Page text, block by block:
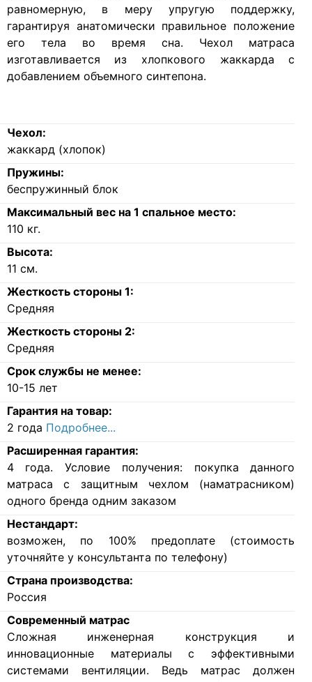
равномерную, в меру упругую поддержку,
гарантируя анатомически правильное положение
его тела во время сна. Чехол матраса
изготавливается из хлопкового жаккарда с
добавлением объемного синтепона.
Чехол:
жаккард (хлопок)
Пружины:
беспружинный блок
Максимальный вес на 1 спальное место:
110 кг.
Высота:
11 см.
Жесткость стороны 1:
Средняя
Жесткость стороны 2:
Средняя
Срок службы не менее:
10-15 лет
Гарантия на товар:
2 года Подробнее...
Расширенная гарантия:
4 года. Условие получения: покупка данного
матраса с защитным чехлом (наматрасником)
одного бренда одним заказом
Нестандарт:
возможен, по 100% предоплате (стоимость
уточняйте у консультанта по телефону)
Страна производства:
Россия
Современный матрас
Cложная инженерная конструкция и
инновационные материалы с эффективными
системами вентиляции. Ведь матрас должен